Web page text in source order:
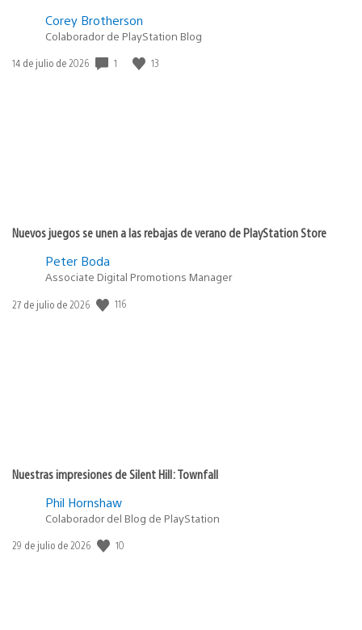
Corey Brotherson
Colaborador de PlayStation Blog
Fecha
14 de julio de 2026 1 13
Nuevos juegos se unen a las rebajas de verano de PlayStation Store
Peter Boda
Associate Digital Promotions Manager
Fecha
27 de julio de 2026 116
Nuestras impresiones de Silent Hill: Townfall
Phil Hornshaw
Colaborador del Blog de PlayStation
Fecha
29 de julio de 2026 10